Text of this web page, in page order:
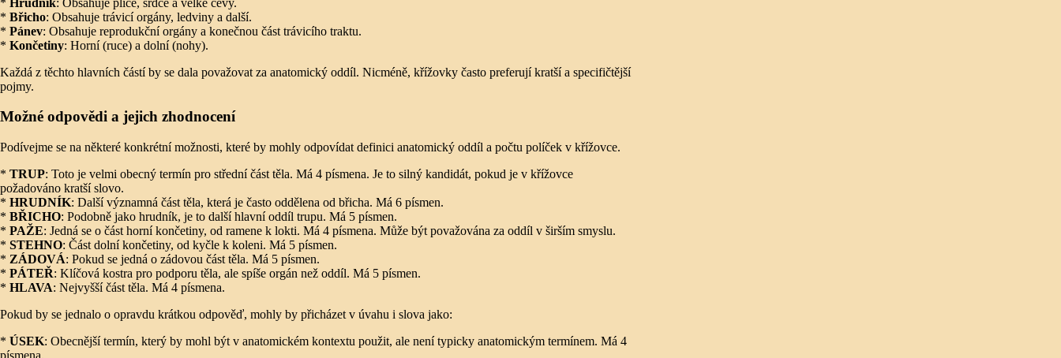
* Břicho: Obsahuje trávicí orgány, ledviny a další.
* Pánev: Obsahuje reprodukční orgány a konečnou část trávicího traktu.
* Končetiny: Horní (ruce) a dolní (nohy).
Každá z těchto hlavních částí by se dala považovat za anatomický oddíl. Nicméně, křížovky často preferují kratší a specifičtější
pojmy.
Možné odpovědi a jejich zhodnocení
Podívejme se na některé konkrétní možnosti, které by mohly odpovídat definici anatomický oddíl a počtu políček v křížovce.
* TRUP: Toto je velmi obecný termín pro střední část těla. Má 4 písmena. Je to silný kandidát, pokud je v křížovce
požadováno kratší slovo.
* HRUDNÍK: Další významná část těla, která je často oddělena od břicha. Má 6 písmen.
* BŘICHO: Podobně jako hrudník, je to další hlavní oddíl trupu. Má 5 písmen.
* PAŽE: Jedná se o část horní končetiny, od ramene k lokti. Má 4 písmena. Může být považována za oddíl v širším smyslu.
* STEHNO: Část dolní končetiny, od kyčle k koleni. Má 5 písmen.
* ZÁDOVÁ: Pokud se jedná o zádovou část těla. Má 5 písmen.
* PÁTEŘ: Klíčová kostra pro podporu těla, ale spíše orgán než oddíl. Má 5 písmen.
* HLAVA: Nejvyšší část těla. Má 4 písmena.
Pokud by se jednalo o opravdu krátkou odpověď, mohly by přicházet v úvahu i slova jako:
* ÚSEK: Obecnější termín, který by mohl být v anatomickém kontextu použit, ale není typicky anatomickým termínem. Má 4
písmena.